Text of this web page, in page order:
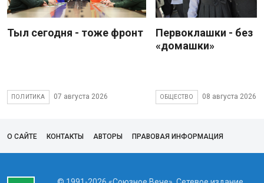
Тыл сегодня - тоже фронт
ПОЛИТИКА 07 августа 2026
Первоклашки - без
«домашки»
ОБЩЕСТВО 08 августа 2026
О САЙТЕ КОНТАКТЫ АВТОРЫ ПРАВОВАЯ ИНФОРМАЦИЯ